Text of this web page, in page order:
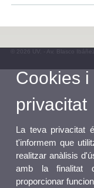
© 2026 UV. - Av. Blasco
Cookies
privacitat
La teva privacitat
t'informem que
realitzar anàlisis
amb la finalitat
proporcionar